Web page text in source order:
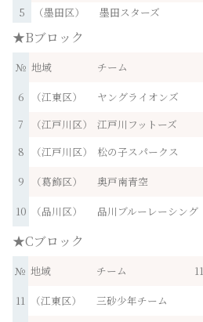
5
（墨田区） 墨田スターズ
★Bブロック
№ 地域 チーム
6
（江東区）
ヤングライオンズ
7
（江戸川区）
江戸川フットーズ
8
（江戸川区）
松の子スパークス
9
（葛飾区）
奥戸南青空
10
（品川区） 品川ブルーレーシング
★Cブロック
№ 地域 チーム 11
11
（江東区）
三砂少年チーム